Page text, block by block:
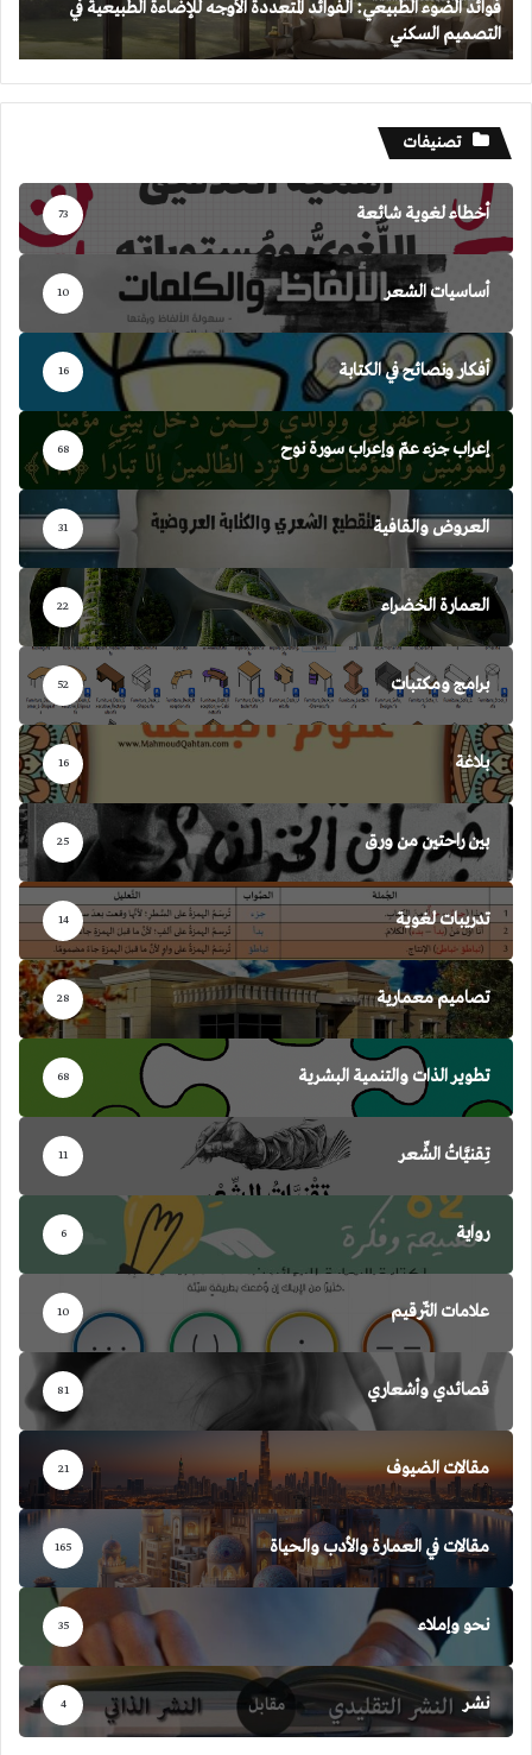
التصميم
السكني
فوائد الضوء الطبيعي: الفوائد المتعددة الأوجه للإضاءة الطبيعية في
التصميم السكني
تصنيفات
أخطاء لغوية شائعة 73
أساسيات الشعر 10
أفكار ونصائح في الكتابة 16
إعراب جزء عمّ وإعراب سورة نوح 68
العروض والقافية 31
العمارة الخضراء 22
برامج ومكتبات 52
بلاغة 16
بين راحتين من ورق 25
تدريبات لغوية 14
تصاميم معمارية 28
تطوير الذات والتنمية البشرية 68
تِقنيَّاتُ الشِّعر 11
رواية 6
علامات التّرقيم 10
قصائدي وأشعاري 81
مقالات الضيوف 21
مقالات في العمارة والأدب والحياة 165
نحو وإملاء 35
نشر 4